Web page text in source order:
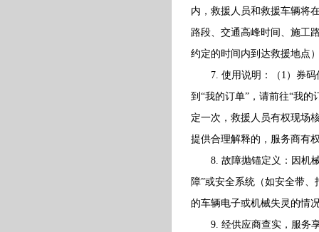
内，救援人员和救援车辆将
路段、交通高峰时间、施工
约定的时间内到达救援地点
7. 使用说明：（1）券码
到“我的订单”，请前往“我
定一次，救援人员有权现场
提供合理解释的，服务商有
8. 故障抛锚定义：因机械
障”或安全系统（如安全带
的车辆电子或机械失灵的情
9. 经供应商查实，服务享